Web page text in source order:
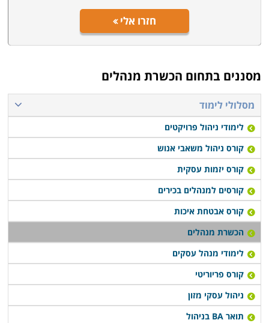
חזרו אלי
מסננים בתחום הכשרת מנהלים
מסלולי לימוד
לימודי ניהול פרויקטים
קורס ניהול משאבי אנוש
קורס יזמות עסקית
קורסים למנהלים בכירים
קורס אבטחת איכות
הכשרת מנהלים
לימודי מנהל עסקים
קורס פריוריטי
ניהול עסקי מזון
תואר BA בניהול